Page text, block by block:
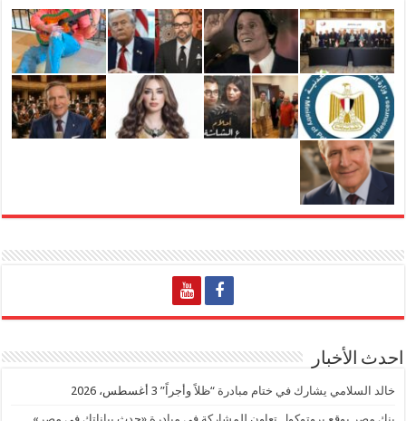
احدث الأخبار
خالد السلامي يشارك في ختام مبادرة “ظلاً وأجراً” 3 أغسطس، 2026